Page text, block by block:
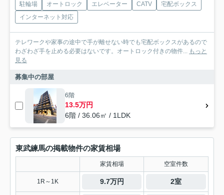
駐輪場 オートロック エレベーター CATV
宅配ボックス
インターネット対応
テレワークや家事の途中で手が離せない時でも宅配ボックスがあるので
わざわざ手を止める必要はないです。オートロック付きの物件... もっと
見る
募集中の部屋
6階
13.5万円
6階 / 36.06㎡ / 1LDK
東武練馬の掲載物件の家賃相場
家賃相場 空室件数
1R～1K 9.7万円 2室